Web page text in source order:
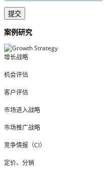
提交
案例研究
增长战略
机会评估
客户评估
市场进入战略
市场推广战略
竞争情报（CI）
定价、分销